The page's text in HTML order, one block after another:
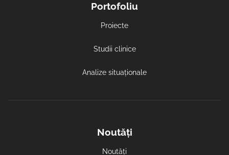
Portofoliu
Proiecte
Studii clinice
Analize situaționale
Noutăți
Noutăți